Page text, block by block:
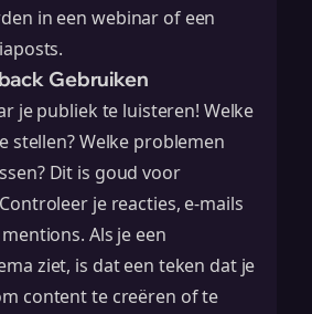
in een webinar of een
Gebruiken
je publiek te luisteren! Welke
stellen? Welke problemen
Dit is goud voor
je reacties, e-mails
Als je een
ziet, is dat een teken dat je
content te creëren of te